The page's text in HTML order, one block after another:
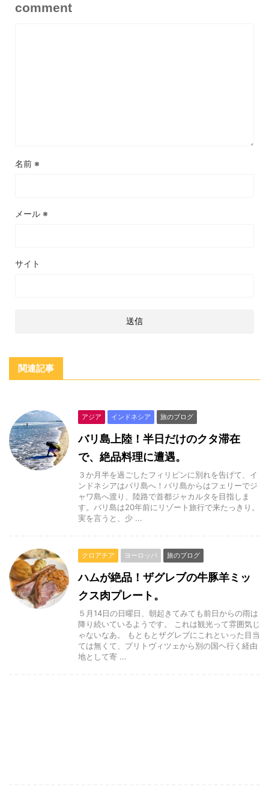
comment
名前 ※
メール ※
サイト
関連記事
アジア インドネシア 旅のブログ
バリ島上陸！半日だけのクタ滞在
で、絶品料理に遭遇。
３か月半を過ごしたフィリピンに別れを告げて、イ
ンドネシアはバリ島へ！バリ島からはフェリーでジ
ャワ島へ渡り、陸路で首都ジャカルタを目指しま
す。バリ島は20年前にリゾート旅行で来たっきり。
実を言うと、少 ...
クロアチア ヨーロッパ 旅のブログ
ハムが絶品！ザグレブの牛豚羊ミッ
クス肉プレート。
５月14日の日曜日、朝起きてみても前日からの雨は
降り続いているようです。 これは観光って雰囲気じ
ゃないなあ。 もともとザグレブにこれといった目当
ては無くて、プリトヴィツェから別の国ヘ行く経由
地として寄 ...